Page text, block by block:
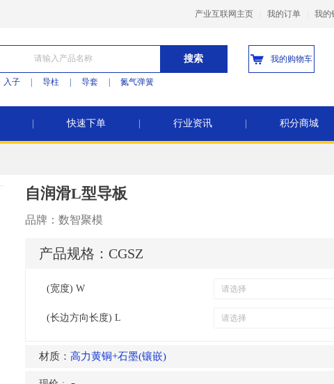
产业互联网主页 我的订单 我的
搜索
入子 导柱 导套 氮气弹簧
我的购物车
快速下单 行业资讯 积分商城
自润滑L型导板
品牌： 数智聚模
产品规格： CGSZ
(宽度) W
(长边方向长度) L
材质： 高力黄铜+石墨(镶嵌)